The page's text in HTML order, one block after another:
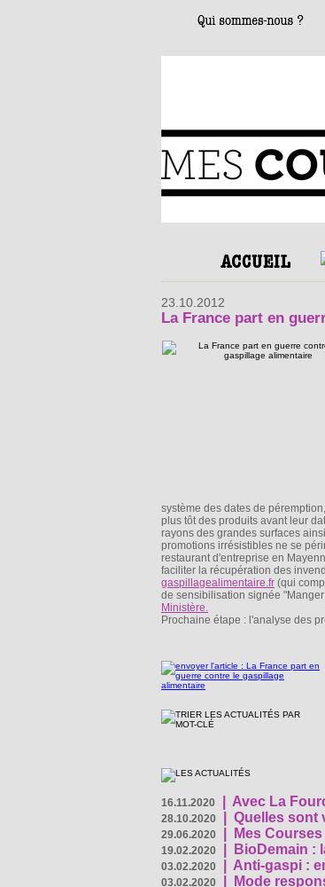
23.10.2012
La France part en
système des dates de
plus tôt des produits avant leur
rayons des grandes surfaces
promotions irrésistibles ne se
restaurant d'entreprise en
faciliter la récupération des
gaspillagealimentaire.fr (qui
de sensibilisation signée
Ministère.
Prochaine étape : l'analyse des
16.11.2020 Avec La
28.10.2020 Quelles sont
29.06.2020 Mes
19.02.2020 BioDemain :
03.02.2020 Anti-gaspi :
03.02.2020 Mode